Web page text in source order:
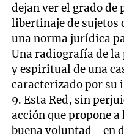
dejan ver el grado
libertinaje de sujetos
una norma jurídica
Una radiografía de
y espiritual de una
caracterizado por
9. Esta Red, sin
acción que propone a
buena voluntad - en